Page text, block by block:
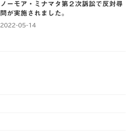
ノーモア・ミナマタ第２次訴訟で反対尋
問が実施されました。
2022-05-14